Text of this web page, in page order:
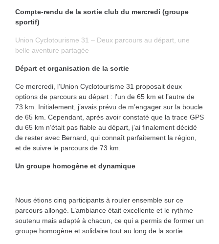
Compte-rendu de la sortie club du mercredi (groupe
sportif)
Union Cyclotourisme 31 – Deux parcours au départ, une
belle aventure partagée
Départ et organisation de la sortie
Ce mercredi, l’Union Cyclotourisme 31 proposait deux
options de parcours au départ : l’un de 65 km et l’autre de
73 km. Initialement, j’avais prévu de m’engager sur la boucle
de 65 km. Cependant, après avoir constaté que la trace GPS
du 65 km n’était pas fiable au départ, j’ai finalement décidé
de rester avec Bernard, qui connaît parfaitement la région,
et de suivre le parcours de 73 km.
Un groupe homogène et dynamique
Nous étions cinq participants à rouler ensemble sur ce
parcours allongé. L’ambiance était excellente et le rythme
soutenu mais adapté à chacun, ce qui a permis de former un
groupe homogène et solidaire tout au long de la sortie.